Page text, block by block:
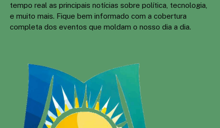
tempo real as principais notícias sobre política, tecnologia,
e muito mais. Fique bem informado com a cobertura
completa dos eventos que moldam o nosso dia a dia.